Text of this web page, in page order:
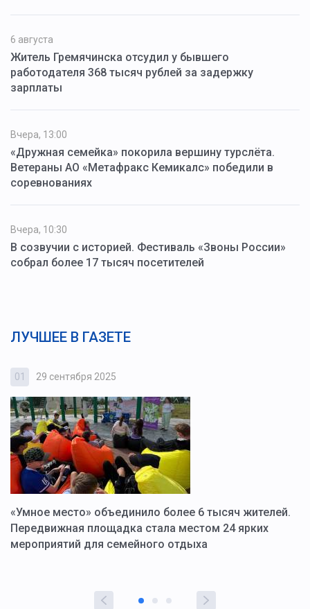
6 августа
Житель Гремячинска отсудил у бывшего
работодателя 368 тысяч рублей за задержку
зарплаты
Вчера, 13:00
«Дружная семейка» покорила вершину турслёта.
Ветераны АО «Метафракс Кемикалс» победили в
соревнованиях
Вчера, 10:30
В созвучии с историей. Фестиваль «Звоны России»
собрал более 17 тысяч посетителей
ЛУЧШЕЕ В ГАЗЕТЕ
01 29 сентября 2025
«Умное место» объединило более 6 тысяч жителей.
Передвижная площадка стала местом 24 ярких
мероприятий для семейного отдыха